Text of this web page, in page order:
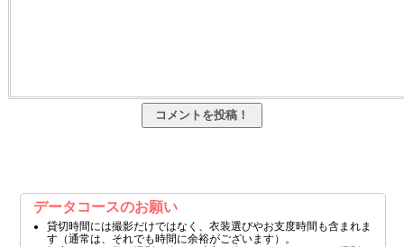
データコースのお願い
貸切時間には撮影だけではなく、衣装選びやお支度時間も含まれま
す（通常は、それでも時間に余裕がございます）。